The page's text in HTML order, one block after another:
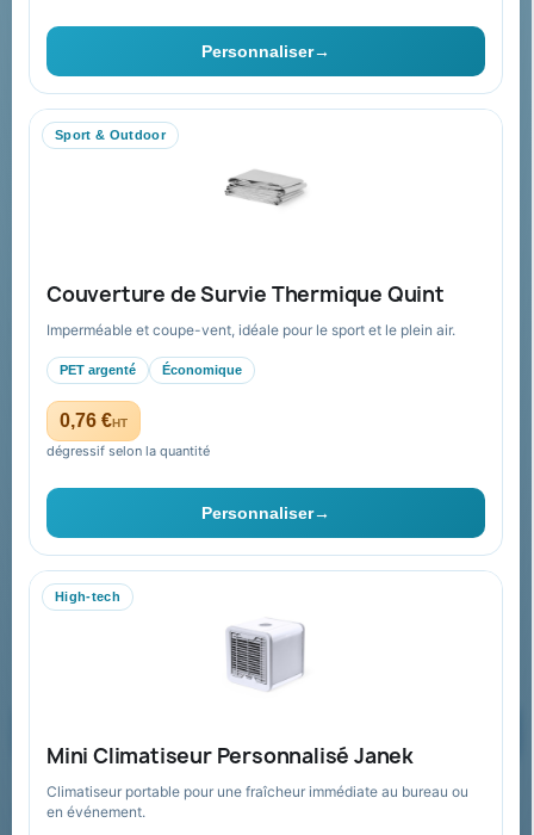
Personnaliser→
Sport & Outdoor
Couverture de Survie Thermique Quint
Imperméable et coupe-vent, idéale pour le sport et le plein air.
PET argenté Économique
0,76 €HT
dégressif selon la quantité
Personnaliser→
High-tech
Mini Climatiseur Personnalisé Janek
Climatiseur portable pour une fraîcheur immédiate au bureau ou
en événement.
Ils nous ont fait confiance
Livraison
FAQ sur Promenoch Goodies Pub France
Conditions de retour
Paiement sécurisé
Plan du site
Contact & devis
06 09 53 17 41
WhatsApp
equipe@promenoch-goodies.com
Recevez nos offres spéciales